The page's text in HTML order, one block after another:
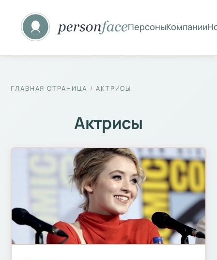
ПерсоныКомпании
ГЛАВНАЯ СТРАНИЦА АКТРИСЫ
Актрисы